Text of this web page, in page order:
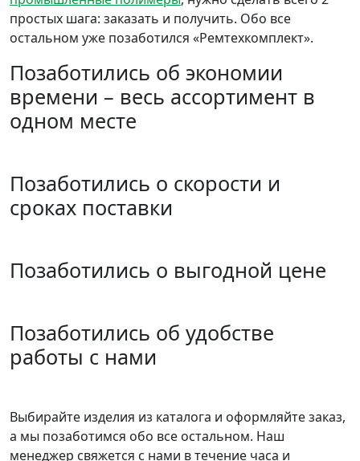
простых шага: заказать и получить. Обо все
остальном уже позаботился «Ремтехкомплект».
Позаботились об экономии
времени – весь ассортимент в
одном месте
Позаботились о скорости и
сроках поставки
Позаботились о выгодной цене
Позаботились об удобстве
работы с нами
Выбирайте изделия из каталога и оформляйте заказ,
а мы позаботимся обо все остальном. Наш
менеджер свяжется с нами в течение часа и